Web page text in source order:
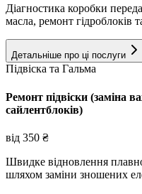
Діагностика коробки
масла, ремонт гідроблоків
Детальніше про ці послуги
Підвіска та Гальма
Ремонт підвіски (заміна
сайлентблоків)
від 350 ₴
Швидке відновлення
шляхом заміни зношених